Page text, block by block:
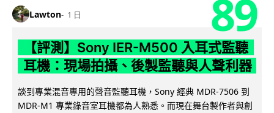
Lawton 1 日 89
【評測】Sony IER-M500 入耳式監聽
耳機：現場拍攝、後製監聽與人聲利器
談到專業混音專用的聲音監聽耳機，Sony 經典 MDR-7506 到
MDR-M1 專業錄音室耳機都為人熟悉。而現在舞台製作者與創